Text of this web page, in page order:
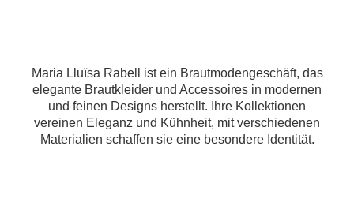
Maria Lluïsa Rabell ist ein Brautmodengeschäft, das
elegante Brautkleider und Accessoires in modernen
und feinen Designs herstellt. Ihre Kollektionen
vereinen Eleganz und Kühnheit, mit verschiedenen
Materialien schaffen sie eine besondere Identität.